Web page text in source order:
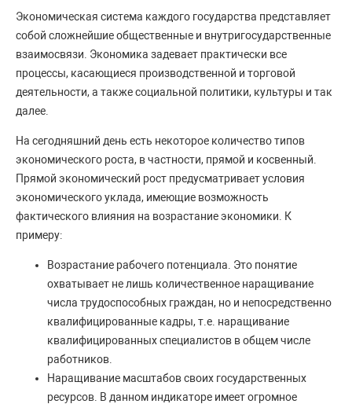
Экономическая система каждого государства представляет
собой сложнейшие общественные и внутригосударственные
взаимосвязи. Экономика задевает практически все
процессы, касающиеся производственной и торговой
деятельности, а также социальной политики, культуры и так
далее.
На сегодняшний день есть некоторое количество типов
экономического роста, в частности, прямой и косвенный.
Прямой экономический рост предусматривает условия
экономического уклада, имеющие возможность
фактического влияния на возрастание экономики. К
примеру:
Возрастание рабочего потенциала. Это понятие
охватывает не лишь количественное наращивание
числа трудоспособных граждан, но и непосредственно
квалифицированные кадры, т.е. наращивание
квалифицированных специалистов в общем числе
работников.
Наращивание масштабов своих государственных
ресурсов. В данном индикаторе имеет огромное